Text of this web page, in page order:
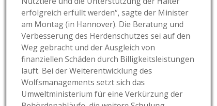
erfolgreich erfüllt werden“, sagte der Minister
am Montag (in Hannover). Die Beratung und
Verbesserung des Herdenschutzes sei auf den
Weg gebracht und der Ausgleich von
finanziellen Schäden durch Billigkeitsleistungen
läuft. Bei der Weiterentwicklung des
Wolfsmanagements setzt sich das
Umweltministerium für eine Verkürzung der